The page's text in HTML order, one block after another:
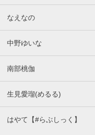
なえなの
中野ゆいな
南部桃伽
生見愛瑠(めるる)
はやて【#らぶしっく】